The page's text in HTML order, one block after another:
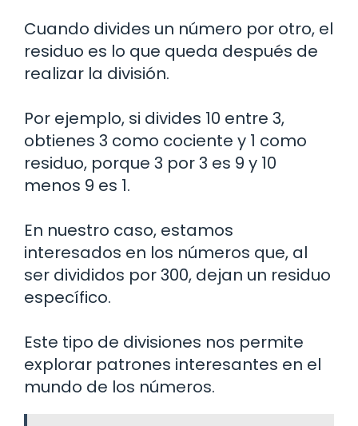
Cuando divides un número por otro, el
residuo es lo que queda después de
realizar la división.
Por ejemplo, si divides 10 entre 3,
obtienes 3 como cociente y 1 como
residuo, porque 3 por 3 es 9 y 10
menos 9 es 1.
En nuestro caso, estamos
interesados en los números que, al
ser divididos por 300, dejan un residuo
específico.
Este tipo de divisiones nos permite
explorar patrones interesantes en el
mundo de los números.